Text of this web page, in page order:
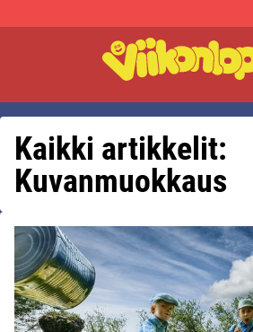
Kaikki artikkelit:
Kuvanmuokkaus